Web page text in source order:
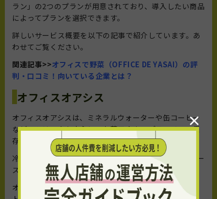
ラン」の2つのプランが用意されており、導入したい商品
によってプランを選択できます。
詳しいサービス概要を以下の記事で紹介しています。あ
わせてご覧ください。
関連記事>>オフィスで野菜（OFFICE DE YASAI）の評
判・口コミ！向いている企業とは？
オフィスオアシス
オフィスオアシスは、ミネラルウォーターや缶コーヒー
などのドリンクを中心に、お菓子やカップラーメン、保
存食などを取り揃えている設置型の社食サービスです。
冷蔵庫の設置費用や管理費は無料で、50cm四方のスペー
スと電源を確保するだけで導入可能です。
オフィスオアシスの口コミや評判、メリット・デメリッ
×